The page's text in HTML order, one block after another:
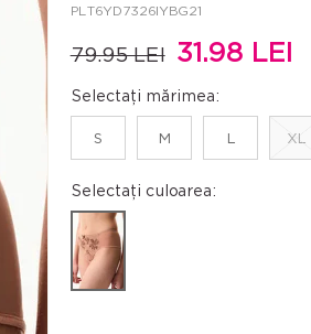
PLT6YD7326IYBG21
79.95 LEI 31.98 LEI
Selectați mărimea:
S M L XL
Selectați culoarea: